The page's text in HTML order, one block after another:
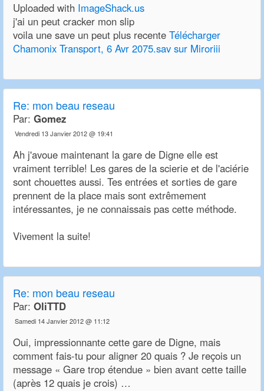
Uploaded with ImageShack.us
j'ai un peut cracker mon slip
voila une save un peut plus recente Télécharger
Chamonix Transport, 6 Avr 2075.sav sur Miroriii
Re: mon beau reseau
Par: Gomez
Vendredi 13 Janvier 2012 @ 19:41
Ah j'avoue maintenant la gare de Digne elle est
vraiment terrible! Les gares de la scierie et de l'aciérie
sont chouettes aussi. Tes entrées et sorties de gare
prennent de la place mais sont extrêmement
intéressantes, je ne connaissais pas cette méthode.
Vivement la suite!
Re: mon beau reseau
Par: OliTTD
Samedi 14 Janvier 2012 @ 11:12
Oui, impressionnante cette gare de Digne, mais
comment fais-tu pour aligner 20 quais ? Je reçois un
message « Gare trop étendue » bien avant cette taille
(après 12 quais je crois) …